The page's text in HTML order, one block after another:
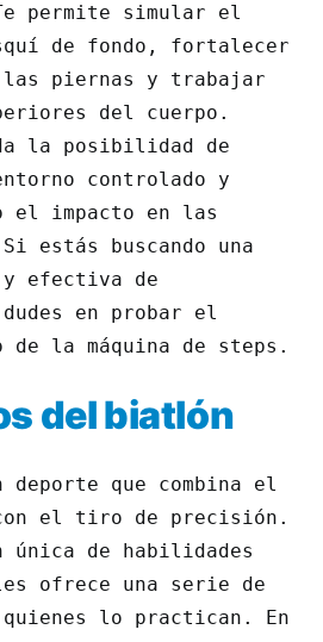
permite simular el
de fondo, fortalecer
las piernas y trabajar
del cuerpo.
la posibilidad de
controlado y
el impacto en las
estás buscando una
efectiva de
en probar el
la máquina de steps.
del biatlón
que combina el
el tiro de precisión.
única de habilidades
ofrece una serie de
lo practican. En